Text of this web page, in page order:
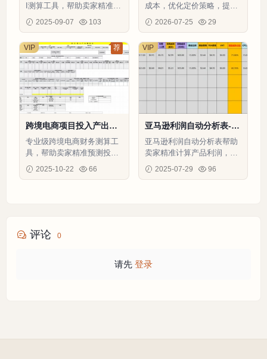
I测算工具，帮助卖家精准计
算广告投入回报，优化成本
结构，提升盈利能力
2025-09-07 103
成本，优化定价策略，提升
运营效率
2026-07-25 29
跨境电商项目投入产出测
算表-269行-12个子表
专业级跨境电商财务测算工
具，帮助卖家精准预测投入
产出，优化利润结构，降低
经营风险
2025-10-22 66
VIP 荐
亚马逊利润自动分析表-9
行-2个子表
亚马逊利润自动分析表帮助
卖家精准计算产品利润，优
化成本结构，提升运营效
率。
2025-07-29 96
VIP
评论 0
请先 登录